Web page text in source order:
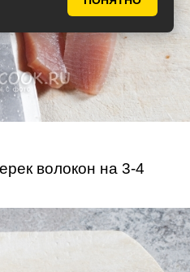
волокон на 3-4